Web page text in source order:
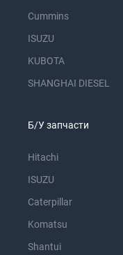
Cummins
ISUZU
KUBOTA
SHANGHAI DIESEL
Б/У запчасти
Hitachi
ISUZU
Caterpillar
Komatsu
Shantui